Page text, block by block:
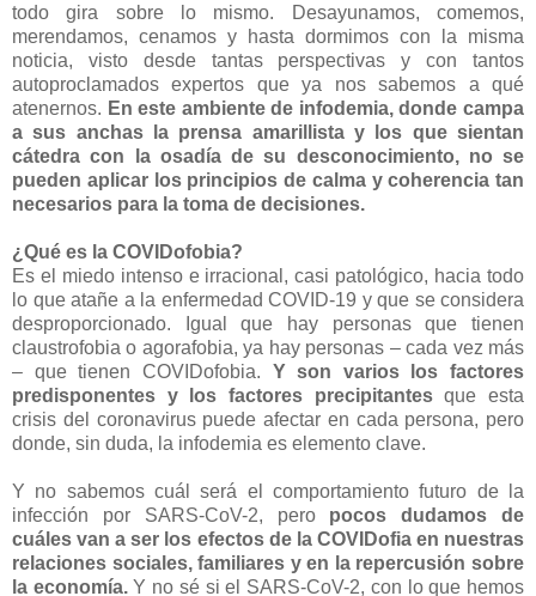
todo gira sobre lo mismo. Desayunamos, comemos,
merendamos, cenamos y hasta dormimos con la misma
noticia, visto desde tantas perspectivas y con tantos
autoproclamados expertos que ya nos sabemos a qué
atenernos. En este ambiente de infodemia, donde campa
a sus anchas la prensa amarillista y los que sientan
cátedra con la osadía de su desconocimiento, no se
pueden aplicar los principios de calma y coherencia tan
necesarios para la toma de decisiones.
¿Qué es la COVIDofobia?
Es el miedo intenso e irracional, casi patológico, hacia todo
lo que atañe a la enfermedad COVID-19 y que se considera
desproporcionado. Igual que hay personas que tienen
claustrofobia o agorafobia, ya hay personas – cada vez más
– que tienen COVIDofobia. Y son varios los factores
predisponentes y los factores precipitantesque esta
crisis del coronavirus puede afectar en cada persona, pero
donde, sin duda, la infodemia es elemento clave.
Y no sabemos cuál será el comportamiento futuro de la
infección por SARS-CoV-2, pero pocos dudamos de
cuáles van a ser los efectos de la COVIDofia en nuestras
relaciones sociales, familiares y en la repercusión sobre
la economía.Y no sé si el SARS-CoV-2, con lo que hemos